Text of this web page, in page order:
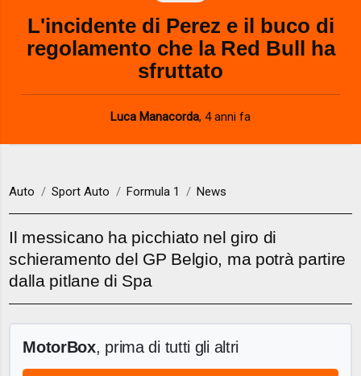
L'incidente di Perez e il buco di
regolamento che la Red Bull ha
sfruttato
Luca Manacorda, 4 anni fa
Auto Sport Auto Formula 1 News
Il messicano ha picchiato nel giro di
schieramento del GP Belgio, ma potrà partire
dalla pitlane di Spa
MotorBox, prima di tutti gli altri